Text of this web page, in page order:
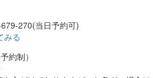
270(当日予約可)
みる
約制）